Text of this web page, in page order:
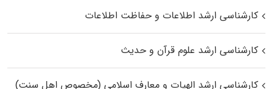
کارشناسی ارشد اطلاعات و حفاظت اطلاعات
کارشناسی ارشد علوم قرآن و حدیث
کارشناسی ارشد الهیات و معارف اسلامی (مخصوص اهل سنت)